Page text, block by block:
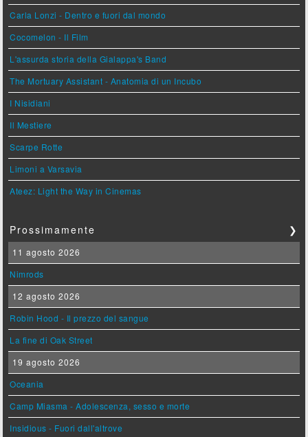
Carla Lonzi - Dentro e fuori dal mondo
Cocomelon - Il Film
L'assurda storia della Gialappa's Band
The Mortuary Assistant - Anatomia di un Incubo
I Nisidiani
Il Mestiere
Scarpe Rotte
Limoni a Varsavia
Ateez: Light the Way in Cinemas
Prossimamente ❯
11 agosto 2026
Nimrods
12 agosto 2026
Robin Hood - Il prezzo del sangue
La fine di Oak Street
19 agosto 2026
Oceania
Camp Miasma - Adolescenza, sesso e morte
Insidious - Fuori dall'altrove